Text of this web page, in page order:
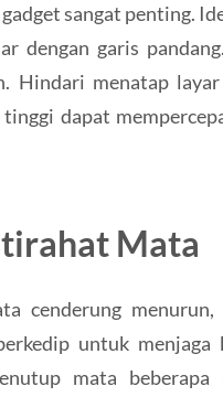
sangat penting.
dengan garis
Hindari menatap
dapat
Mata
cenderung menurun,
untuk menjaga
mata beberapa